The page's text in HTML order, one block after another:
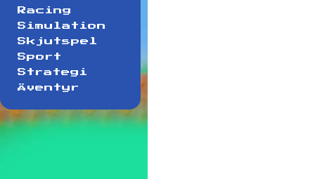
Racing
Simulation
Skjutspel
Sport
Strategi
Äventyr